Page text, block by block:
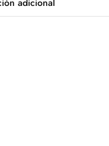
adicional